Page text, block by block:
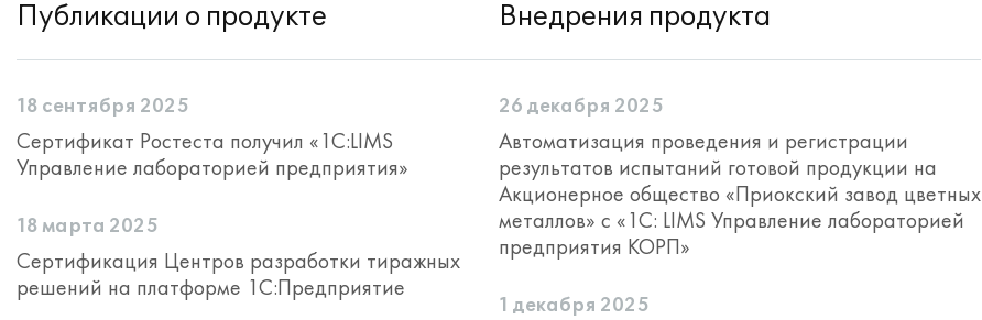
Публикации о продукте
18 сентября 2025
Сертификат Ростеста получил «1С:LIMS
Управление лабораторией предприятия»
18 марта 2025
Сертификация Центров разработки тиражных
решений на платформе 1С:Предприятие
Внедрения продукта
26 декабря 2025
Автоматизация проведения и регистрации
результатов испытаний готовой продукции на
Акционерное общество «Приокский завод цветных
металлов» с «1С: LIMS Управление лабораторией
предприятия КОРП»
1 декабря 2025